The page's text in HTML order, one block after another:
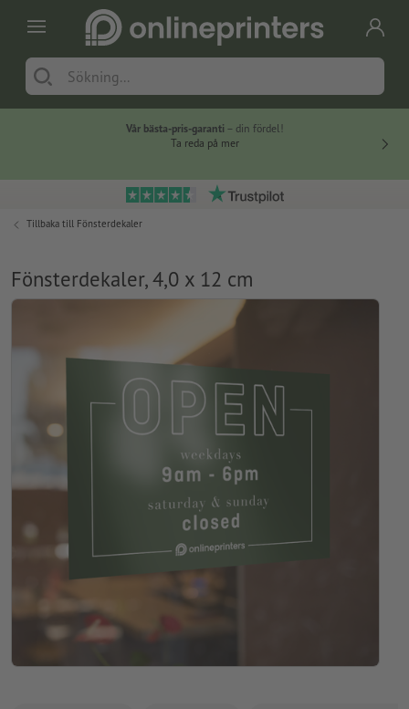
Vår bästa-pris-garanti – din fördel!
Ta reda på mer
Tillbaka till Fönsterdekaler
Fönsterdekaler, 4,0 x 12 cm